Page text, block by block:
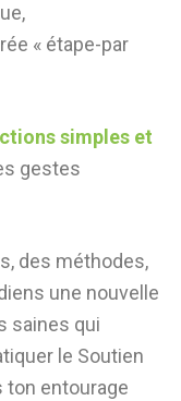
« étape-par
simples et
gestes
des méthodes,
une nouvelle
saines qui
le Soutien
entourage